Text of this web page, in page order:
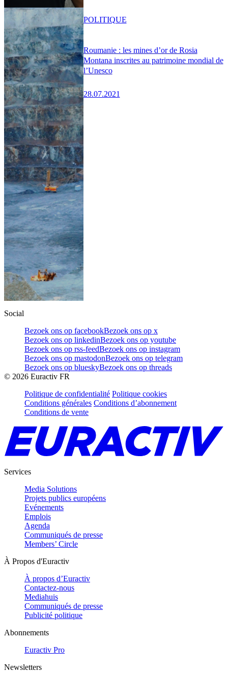
Roumanie : les mines d’or de Rosia
Montana inscrites au patrimoine mondial de
l’Unesco
28.07.2021
POLITIQUE
Social
Bezoek ons op facebookBezoek ons op x
Bezoek ons op linkedinBezoek ons op youtube
Bezoek ons op rss-feedBezoek ons op instagram
Bezoek ons op mastodonBezoek ons op telegram
Bezoek ons op blueskyBezoek ons op threads
© 2026 Euractiv FR
Politique de confidentialité Politique cookies
Conditions générales Conditions d’abonnement
Conditions de vente
Services
Media Solutions
Projets publics européens
Evénements
Emplois
Agenda
Communiqués de presse
Members’ Circle
À Propos d'Euractiv
À propos d’Euractiv
Contactez-nous
Mediahuis
Communiqués de presse
Publicité politique
Abonnements
Euractiv Pro
Newsletters